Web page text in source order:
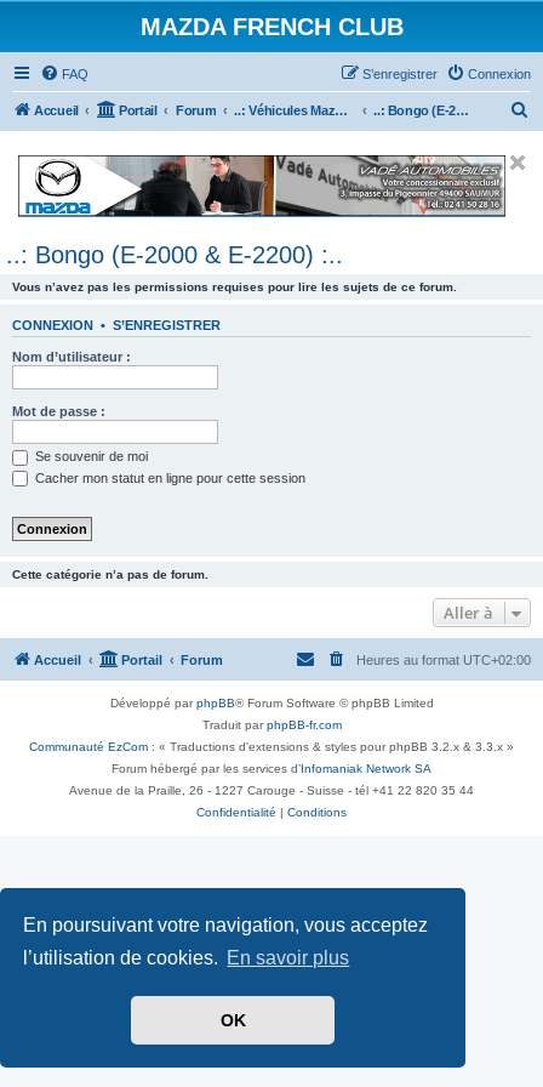
En poursuivant votre navigation, vous acceptez
l’utilisation de cookies. En savoir plus
OK
MAZDA FRENCH CLUB
FAQ Connexion
S’enregistrer
Accueil Portail Forum ..: Véhicules Mazda ancien (<2003) :.. ..: Bongo (E-2000 & E-2200) :..
e
..: Bongo (E-2000 & E-2200) :..
Vous n’avez pas les permissions requises pour lire les sujets de ce forum.
CONNEXION • S’ENREGISTRER
Nom d’utilisateur :
Mot de passe :
Se souvenir de moi
Cacher mon statut en ligne pour cette session
Cette catégorie n’a pas de forum.
Aller à
Accueil Portail Forum Heures au format UTC+02:00
Développé parphpBB® Forum Software © phpBB Limited
Traduit parphpBB-fr.com
Communauté EzCom : « Traductions d'extensions & styles pour phpBB 3.2.x & 3.3.x »
Forum hébergé par les services d’ Infomaniak Network SA
Avenue de la Praille, 26 - 1227 Carouge - Suisse - tél +41 22 820 35 44
Confidentialité
Conditions